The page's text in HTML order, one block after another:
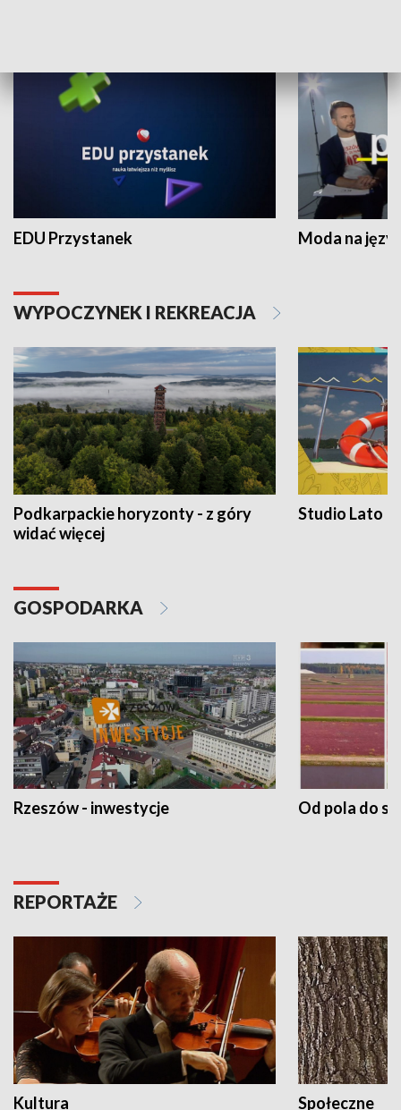
EDU Przystanek Moda na
WYPOCZYNEK I REKREACJA
Podkarpackie horyzonty - z góry
widać więcej
Studio Lato
GOSPODARKA
Rzeszów - inwestycje Od pola do
REPORTAŻE
Kultura Społeczne